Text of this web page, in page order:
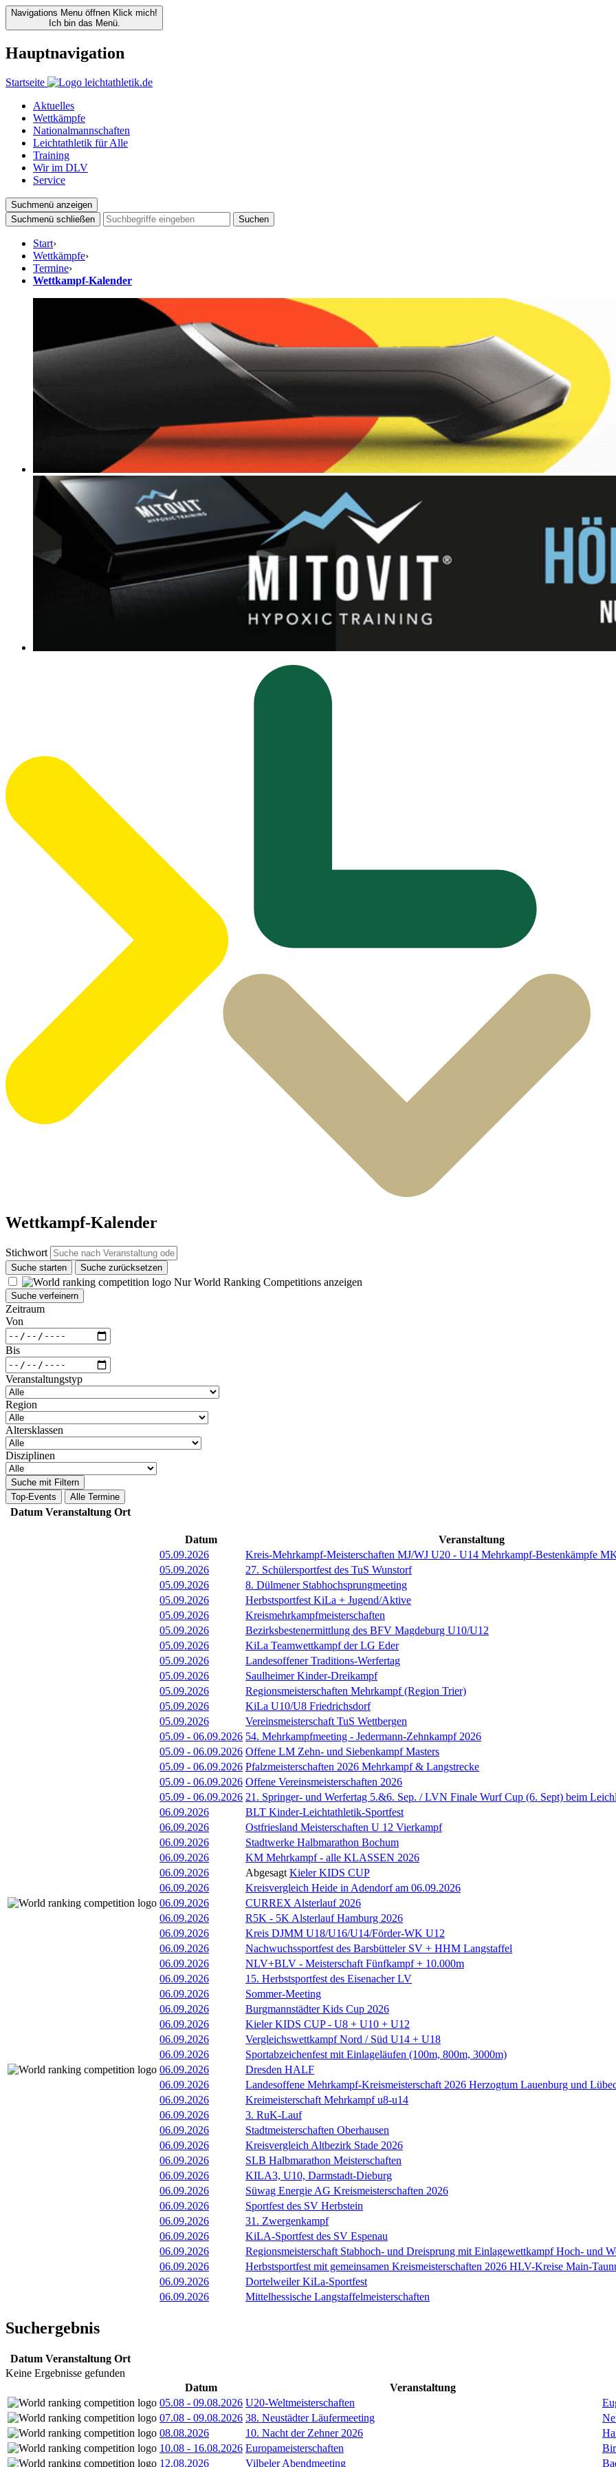
Navigations Menu öffnen Klick mich!
Ich bin das Menü.
Hauptnavigation
Startseite
Aktuelles
Wettkämpfe
Nationalmannschaften
Leichtathletik für Alle
Training
Wir im DLV
Service
Suchmenü anzeigen
Suchmenü schließen
Suchen
Start›
Wettkämpfe›
Termine›
Wettkampf-Kalender
Wettkampf-Kalender
Stichwort
Suche starten Suche zurücksetzen
Nur World Ranking Competitions anzeigen
Suche verfeinern
Zeitraum
Von
Bis
Veranstaltungstyp
Region
Altersklassen
Disziplinen
Suche mit Filtern
Top-Events
Alle Termine
Datum Veranstaltung Ort
Datum
Veranstaltung
05.09.2026
Kreis-Mehrkampf-Meisterschaften MJ/WJ U20 - U14 Mehrkampf-Bestenkämpfe
05.09.2026
27. Schülersportfest des TuS Wunstorf
05.09.2026
8. Dülmener Stabhochsprungmeeting
05.09.2026
Herbstsportfest KiLa + Jugend/Aktive
05.09.2026
Kreismehrkampfmeisterschaften
05.09.2026
Bezirksbestenermittlung des BFV Magdeburg U10/U12
05.09.2026
KiLa Teamwettkampf der LG Eder
05.09.2026
Landesoffener Traditions-Werfertag
05.09.2026
Saulheimer Kinder-Dreikampf
05.09.2026
Regionsmeisterschaften Mehrkampf (Region Trier)
05.09.2026
KiLa U10/U8 Friedrichsdorf
05.09.2026
Vereinsmeisterschaft TuS Wettbergen
05.09 - 06.09.2026 54. Mehrkampfmeeting - Jedermann-Zehnkampf 2026
05.09 - 06.09.2026 Offene LM Zehn- und Siebenkampf Masters
05.09 - 06.09.2026 Pfalzmeisterschaften 2026 Mehrkampf & Langstrecke
05.09 - 06.09.2026 Offene Vereinsmeisterschaften 2026
05.09 - 06.09.2026 21. Springer- und Werfertag 5.&6. Sep. / LVN Finale Wurf Cup (6. Sept) beim
06.09.2026
BLT Kinder-Leichtathletik-Sportfest
06.09.2026
Ostfriesland Meisterschaften U 12 Vierkampf
06.09.2026
Stadtwerke Halbmarathon Bochum
06.09.2026
KM Mehrkampf - alle KLASSEN 2026
06.09.2026
Abgesagt Kieler KIDS CUP
06.09.2026
Kreisvergleich Heide in Adendorf am 06.09.2026
06.09.2026
CURREX Alsterlauf 2026
06.09.2026
R5K - 5K Alsterlauf Hamburg 2026
06.09.2026
Kreis DJMM U18/U16/U14/Förder-WK U12
06.09.2026
Nachwuchssportfest des Barsbütteler SV + HHM Langstaffel
06.09.2026
NLV+BLV - Meisterschaft Fünfkampf + 10.000m
06.09.2026
15. Herbstsportfest des Eisenacher LV
06.09.2026
Sommer-Meeting
06.09.2026
Burgmannstädter Kids Cup 2026
06.09.2026
Kieler KIDS CUP - U8 + U10 + U12
06.09.2026
Vergleichswettkampf Nord / Süd U14 + U18
06.09.2026
Sportabzeichenfest mit Einlageläufen (100m, 800m, 3000m)
06.09.2026
Dresden HALF
06.09.2026
Landesoffene Mehrkampf-Kreismeisterschaft 2026 Herzogtum Lauenburg und
06.09.2026
Kreimeisterschaft Mehrkampf u8-u14
06.09.2026
3. RuK-Lauf
06.09.2026
Stadtmeisterschaften Oberhausen
06.09.2026
Kreisvergleich Altbezirk Stade 2026
06.09.2026
SLB Halbmarathon Meisterschaften
06.09.2026
KILA3, U10, Darmstadt-Dieburg
06.09.2026
Süwag Energie AG Kreismeisterschaften 2026
06.09.2026
Sportfest des SV Herbstein
06.09.2026
31. Zwergenkampf
06.09.2026
KiLA-Sportfest des SV Espenau
06.09.2026
Regionsmeisterschaft Stabhoch- und Dreisprung mit Einlagewettkampf Hoch- und
06.09.2026
Herbstsportfest mit gemeinsamen Kreismeisterschaften 2026 HLV-Kreise Main-
06.09.2026
Dortelweiler KiLa-Sportfest
06.09.2026
Mittelhessische Langstaffelmeisterschaften
Suchergebnis
Datum Veranstaltung Ort
Keine Ergebnisse gefunden
Datum
Veranstaltung
05.08 - 09.08.2026 U20-Weltmeisterschaften
07.08 - 09.08.2026 38. Neustädter Läufermeeting
08.08.2026
10. Nacht der Zehner 2026
10.08 - 16.08.2026 Europameisterschaften
12.08.2026
Vilbeler Abendmeeting